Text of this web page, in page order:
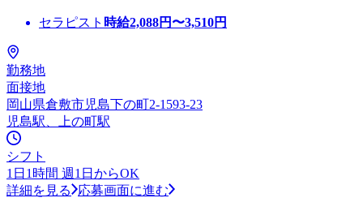
セラピスト 時給2,088円〜3,510円
勤務地
面接地
岡山県倉敷市児島下の町2-1593-23
児島駅、上の町駅
シフト
1日1時間 週1日からOK
詳細を見る
応募画面に進む